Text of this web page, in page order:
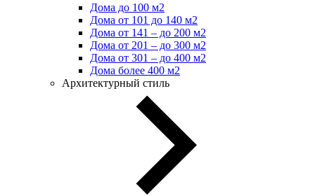
Дома до 100 м2
Дома от 101 до 140 м2
Дома от 141 – до 200 м2
Дома от 201 – до 300 м2
Дома от 301 – до 400 м2
Дома более 400 м2
Архитектурный стиль